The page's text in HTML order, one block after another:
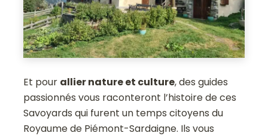
Et pour allier nature et culture, des guides
passionnés vous raconteront l’histoire de ces
Savoyards qui furent un temps citoyens du
Royaume de Piémont-Sardaigne. Ils vous